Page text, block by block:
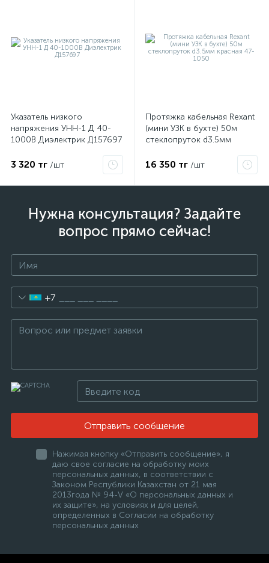
Указатель низкого
напряжения УНН-1 Д 40-
1000В Диэлектрик Д157697
3 320 тг /шт
Протяжка кабельная Rexant
(мини УЗК в бухте) 50м
стеклопруток d3.5мм
16 350 тг /шт
Нужна консультация? Задайте
вопрос прямо сейчас!
+7
Отправить сообщение
Нажимая кнопку «Отправить сообщение», я
даю свое согласие на обработку моих
персональных данных, в соответствии с
Законом Республики Казахстан от 21 мая
2013года № 94-V «О персональных данных и
их защите», на условиях и для целей,
определенных в Согласии на обработку
персональных данных